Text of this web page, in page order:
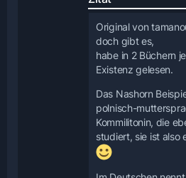
Original von
doch gibt es,
habe in 2 Büchern
Existenz gelesen.
Das Nashorn
polnisch-
Kommilitonin, die
studiert, sie ist also